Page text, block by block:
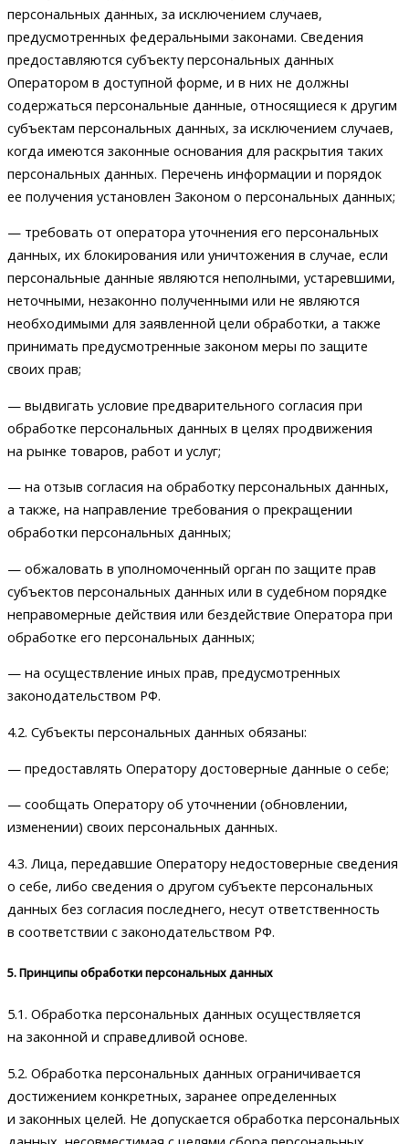
персональных данных, за исключением случаев,
предусмотренных федеральными законами. Сведения
предоставляются субъекту персональных данных
Оператором в доступной форме, и в них не должны
содержаться персональные данные, относящиеся к другим
субъектам персональных данных, за исключением случаев,
когда имеются законные основания для раскрытия таких
персональных данных. Перечень информации и порядок
ее получения установлен Законом о персональных данных;
— требовать от оператора уточнения его персональных
данных, их блокирования или уничтожения в случае, если
персональные данные являются неполными, устаревшими,
неточными, незаконно полученными или не являются
необходимыми для заявленной цели обработки, а также
принимать предусмотренные законом меры по защите
своих прав;
— выдвигать условие предварительного согласия при
обработке персональных данных в целях продвижения
на рынке товаров, работ и услуг;
— на отзыв согласия на обработку персональных данных,
а также, на направление требования о прекращении
обработки персональных данных;
— обжаловать в уполномоченный орган по защите прав
субъектов персональных данных или в судебном порядке
неправомерные действия или бездействие Оператора при
обработке его персональных данных;
— на осуществление иных прав, предусмотренных
законодательством РФ.
4.2. Субъекты персональных данных обязаны:
— предоставлять Оператору достоверные данные о себе;
— сообщать Оператору об уточнении (обновлении,
изменении) своих персональных данных.
4.3. Лица, передавшие Оператору недостоверные сведения
о себе, либо сведения о другом субъекте персональных
данных без согласия последнего, несут ответственность
в соответствии с законодательством РФ.
5. Принципы обработки персональных данных
5.1. Обработка персональных данных осуществляется
на законной и справедливой основе.
5.2. Обработка персональных данных ограничивается
достижением конкретных, заранее определенных
и законных целей. Не допускается обработка персональных